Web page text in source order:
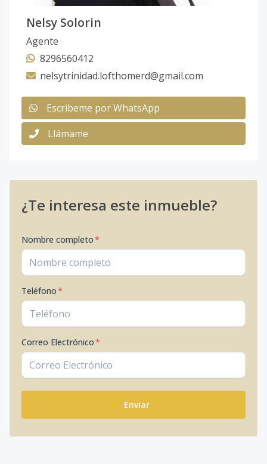
Nelsy Solorin
Agente
8296560412
nelsytrinidad.lofthomerd@gmail.com
Escribeme por WhatsApp
Llámame
¿Te interesa este inmueble?
Nombre completo*
Teléfono*
Correo Electrónico*
Enviar